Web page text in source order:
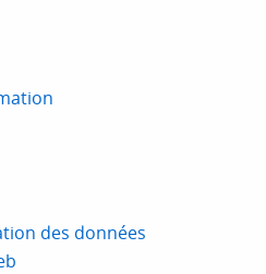
des données